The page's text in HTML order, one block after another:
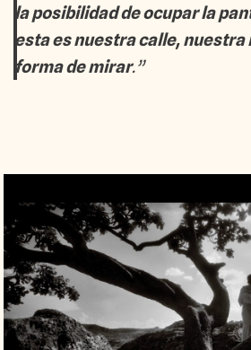
la posibilidad de ocupar la
esta es nuestra calle,
forma de mirar.”